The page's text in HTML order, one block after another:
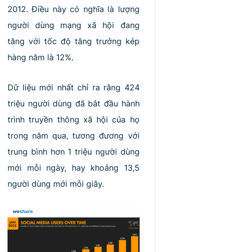
2012. Điều này có nghĩa là lượng
người dùng mạng xã hội đang
tăng với tốc độ tăng trưởng kép
hàng năm là 12%.
Dữ liệu mới nhất chỉ ra rằng 424
triệu người dùng đã bắt đầu hành
trình truyền thông xã hội của họ
trong năm qua, tương đương với
trung bình hơn 1 triệu người dùng
mới mỗi ngày, hay khoảng 13,5
người dùng mới mỗi giây.